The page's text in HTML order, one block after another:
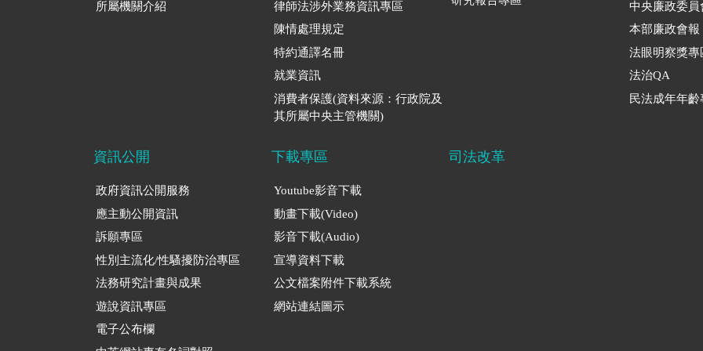
所屬機關介紹
律師法涉外業務資訊專區
陳情處理規定
特約通譯名冊
就業資訊
消費者保護(資料來源：行政院及
其所屬中央主管機關)
中央廉政委員
本部廉政會報
法眼明察獎專
法治QA
民法成年年齡
資訊公開
政府資訊公開服務
應主動公開資訊
訴願專區
性別主流化/性騷擾防治專區
法務研究計畫與成果
遊說資訊專區
電子公布欄
下載專區
Youtube影音下載
動畫下載(Video)
影音下載(Audio)
宣導資料下載
公文檔案附件下載系統
網站連結圖示
司法改革